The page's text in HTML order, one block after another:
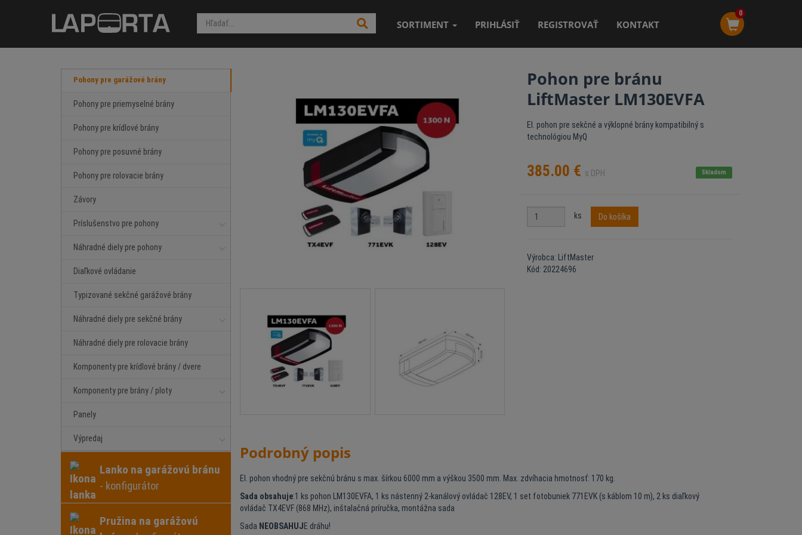
SORTIMENT PRIHLÁSIŤ REGISTROVAŤ KONTAKT
0
Pohony pre garážové brány
Pohony pre priemyselné brány
Pohony pre krídlové brány
Pohony pre posuvné brány
Pohony pre rolovacie brány
Závory
Príslušenstvo pre pohony
Náhradné diely pre pohony
Diaľkové ovládanie
Typizované sekčné garážové brány
Náhradné diely pre sekčné brány
Náhradné diely pre rolovacie brány
Komponenty pre krídlové brány / dvere
Komponenty pre brány / ploty
Panely
Výpredaj
Lanko na garážovú bránu
- konfigurátor
Pružina na garážovú
Pohon pre bránu
LiftMaster LM130EVFA
El. pohon pre sekčné a výklopné brány kompatibilný s
technológiou MyQ
385.00 € s DPH Skladom
ks Do košíka
Výrobca: LiftMaster
Kód: 20224696
Podrobný popis
El. pohon vhodný pre sekčnú bránu s max. šírkou 6000 mm a výškou 3500 mm. Max. zdvíhacia hmotnosť: 170 kg.
Sada obsahuje:1 ks pohon LM130EVFA, 1 ks nástenný 2-kanálový ovládač 128EV, 1 set fotobuniek 771EVK (s káblom 10 m), 2 ks diaľkový
ovládač TX4EVF (868 MHz), inštalačná príručka, montážna sada
Sada NEOBSAHUJE dráhu!